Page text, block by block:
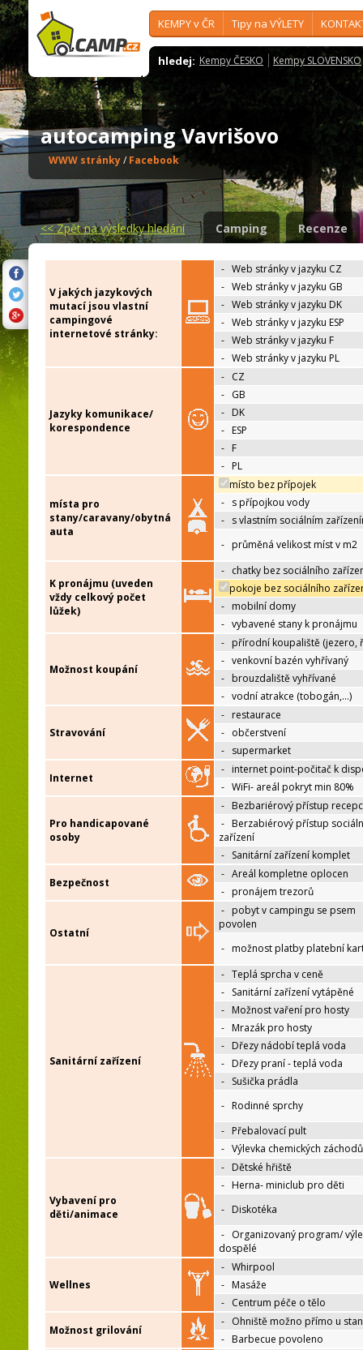
KEMPY v ČR Tipy na VÝLETY
hledej: Kempy ČESKO Kempy SLOVENSKO
autocamping Vavrišovo
WWW stránky/ Facebook
<<Zpět na výsledky hledání Camping Recenze
V jakých jazykových
mutací jsou vlastní
campingové
internetové stránky:
- Web stránky v jazyku CZ
- Web stránky v jazyku GB
- Web stránky v jazyku DK
- Web stránky v jazyku ESP
- Web stránky v jazyku F
- Web stránky v jazyku PL
Jazyky komunikace/
korespondence
- CZ
- GB
- DK
- ESP
- F
- PL
místa pro
stany/caravany/obytná
auta
místo bez přípojek
- s přípojkou vody
- s vlastním sociálním
- průměná velikost míst v m2
K pronájmu (uveden
vždy celkový počet
lůžek)
- chatky bez sociálního
pokoje bez sociálního
- mobilní domy
- vybavené stany k pronájmu
Možnost koupání
- přírodní koupaliště (jezero,
- venkovní bazén vyhřívaný
- brouzdaliště vyhřívané
- vodní atrakce (tobogán,…)
Stravování
- restaurace
- občerstvení
- supermarket
Internet
- internet point-počitač k
- WiFi- areál pokryt min 80%
Pro handicapované
osoby
- Bezbariérový přístup
- Berzabiérový přístup
zařízení
- Sanitární zařízení komplet
Bezpečnost
- Areál kompletne oplocen
- pronájem trezorů
Ostatní
- pobyt v campingu se psem
povolen
- možnost platby platební
Sanitární zařízení
- Teplá sprcha v ceně
- Sanitární zařízení vytápěné
- Možnost vaření pro hosty
- Mrazák pro hosty
- Dřezy nádobí teplá voda
- Dřezy praní - teplá voda
- Sušička prádla
- Rodinné sprchy
- Přebalovací pult
- Výlevka chemických záchodů
Vybavení pro
děti/animace
- Dětské hřiště
- Herna- miniclub pro děti
- Diskotéka
- Organizovaný program/
dospělé
Wellnes
- Whirpool
- Masáže
- Centrum péče o tělo
Možnost grilování
- Ohniště možno přímo u
- Barbecue povoleno